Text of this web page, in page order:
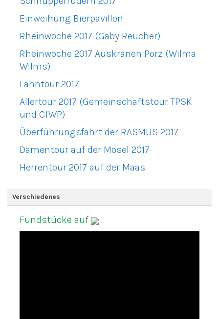
Einweihung Bierpavillon
Rheinwoche 2017 (Gaby Reucher)
Rheinwoche 2017 Auskranen Porz (Wilma
Wilms)
Lahntour 2017
Allertour 2017 (Gemeinschaftstour TPSK
und CfWP)
Überführungsfahrt der RASMUS 2017
Damentour auf der Mosel 2017
Herrentour 2017 auf der Maas
Verschiedenes
Fundstücke auf